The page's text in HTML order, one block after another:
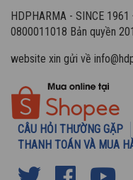
HDPHARMA - SINCE
0800011018 Bản quyền
website xin gửi về
CÂU HỎI THƯỜNG GẶP
THANH TOÁN VÀ MUA